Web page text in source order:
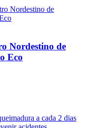
Nordestino de
Eco